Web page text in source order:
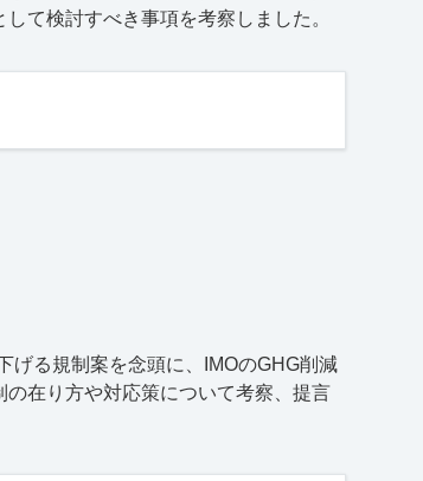
て検討すべき事項を考察しました。
げる規制案を念頭に、IMOのGHG削減
在り方や対応策について考察、提言